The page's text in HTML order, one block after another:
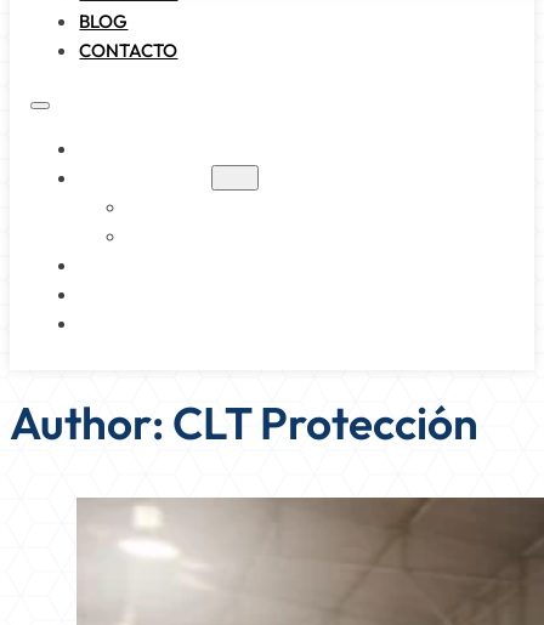
BLOG
CONTACTO
Author:CLT Protección